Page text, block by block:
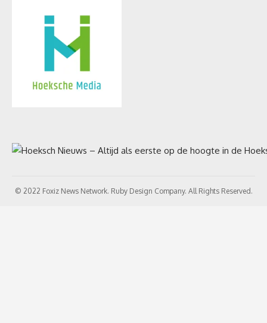
© 2022 Foxiz News Network. Ruby Design Company. All Rights Reserved.